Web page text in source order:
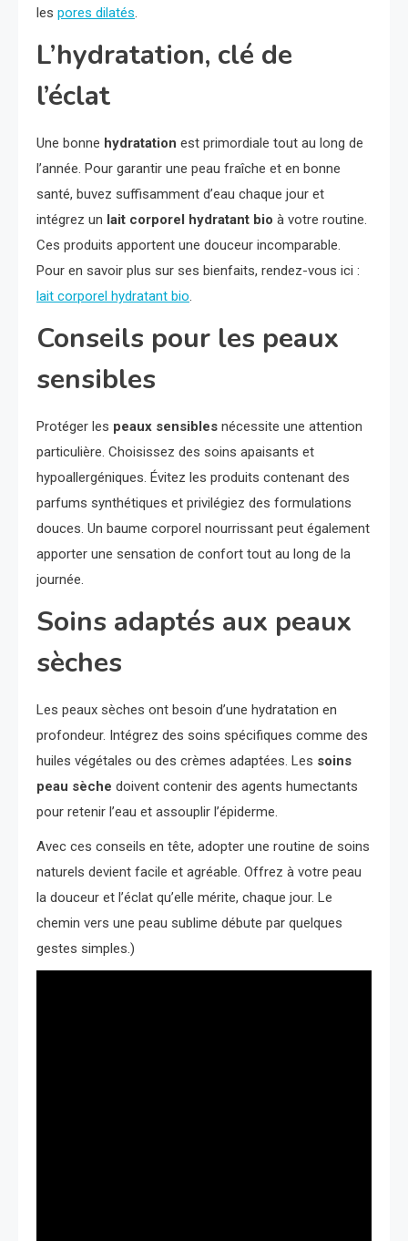
les pores dilatés
L’hydratation, clé de
l’éclat
Une bonne hydratation est primordiale tout au long de
l’année. Pour garantir une peau fraîche et en bonne
santé, buvez suffisamment d’eau chaque jour et
intégrez un lait corporel hydratant bio à votre routine.
Ces produits apportent une douceur incomparable.
Pour en savoir plus sur ses bienfaits, rendez-vous ici :
lait corporel hydratant bio
Conseils pour les peaux
sensibles
Protéger les peaux sensibles nécessite une attention
particulière. Choisissez des soins apaisants et
hypoallergéniques. Évitez les produits contenant des
parfums synthétiques et privilégiez des formulations
douces. Un baume corporel nourrissant peut également
apporter une sensation de confort tout au long de la
journée.
Soins adaptés aux peaux
sèches
Les peaux sèches ont besoin d’une hydratation en
profondeur. Intégrez des soins spécifiques comme des
huiles végétales ou des crèmes adaptées. Les soins
peau sèche doivent contenir des agents humectants
pour retenir l’eau et assouplir l’épiderme.
Avec ces conseils en tête, adopter une routine de soins
naturels devient facile et agréable. Offrez à votre peau
la douceur et l’éclat qu’elle mérite, chaque jour. Le
chemin vers une peau sublime débute par quelques
gestes simples.)